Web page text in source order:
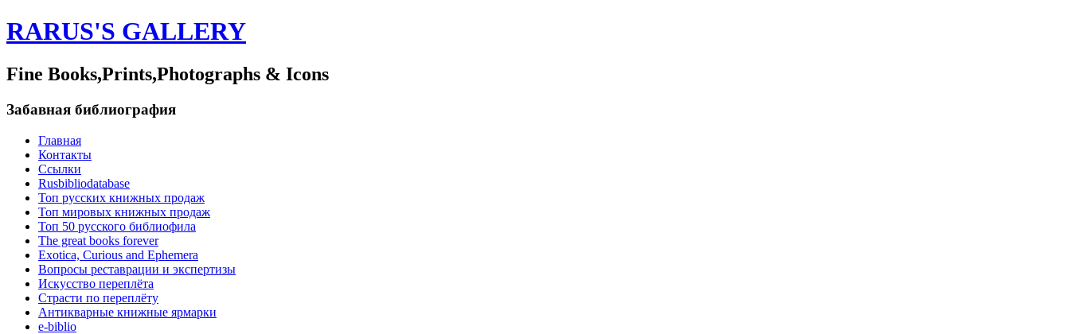
RARUS'S GALLERY
Fine Books,Prints,Photographs & Icons
Забавная библиография
Главная
Контакты
Ссылки
Rusbibliodatabase
Топ русских книжных продаж
Топ мировых книжных продаж
Топ 50 русского библиофила
The great books forever
Exotica, Curious and Ephemera
Вопросы реставрации и экспертизы
Искусство переплёта
Страсти по переплёту
Антикварные книжные ярмарки
e-biblio